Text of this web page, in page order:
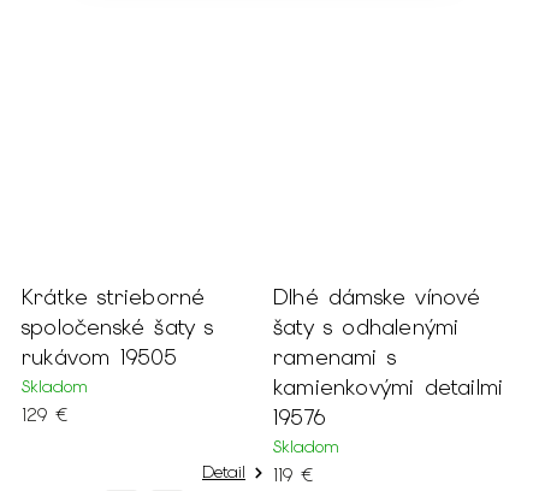
Krátke strieborné
spoločenské šaty s
rukávom 19505
Skladom
129 €
Detail
Dlhé dámske vínové
šaty s odhalenými
ramenami s
kamienkovými detailmi
19576
Skladom
119 €